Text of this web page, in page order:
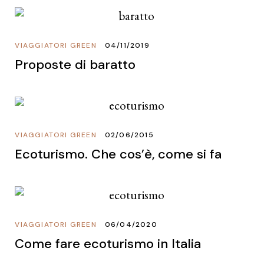
VIAGGIATORI GREEN 04/11/2019
Proposte di baratto
VIAGGIATORI GREEN 02/06/2015
Ecoturismo. Che cos’è, come si fa
VIAGGIATORI GREEN 06/04/2020
Come fare ecoturismo in Italia